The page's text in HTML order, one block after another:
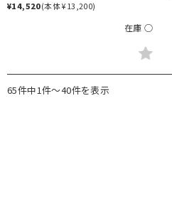
¥14,520(本体 ¥13,200)
在庫 ○
65件中1件～40件を表示